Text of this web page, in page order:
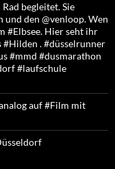
begleitet. Sie
den @venloop. Wen
#Elbsee. Hier seht ihr
#Hilden . #düsselrunner
#mmd #dusmarathon
#laufschule
auf #Film mit